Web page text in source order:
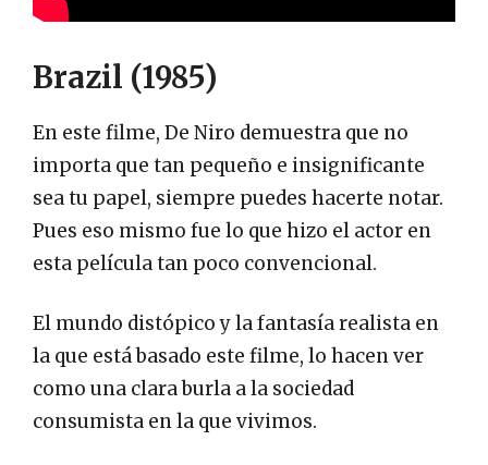
Brazil (1985)
En este filme, De Niro demuestra que no
importa que tan pequeño e insignificante
sea tu papel, siempre puedes hacerte notar.
Pues eso mismo fue lo que hizo el actor en
esta película tan poco convencional.
El mundo distópico y la fantasía realista en
la que está basado este filme, lo hacen ver
como una clara burla a la sociedad
consumista en la que vivimos.